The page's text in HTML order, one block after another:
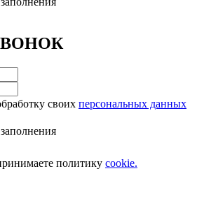
своих персональных данных
политику cookie.